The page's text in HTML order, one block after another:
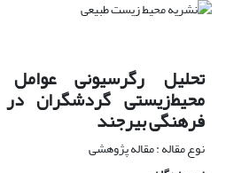
تحلیل رگرسیونی
محیط‌زیستی گردشگران
فرهنگی بیرجند
نوع مقاله : مقاله پژوهشی